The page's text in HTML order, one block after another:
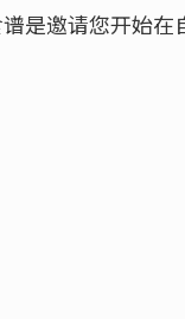
是邀请您开始